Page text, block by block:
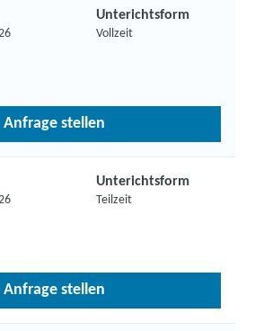
Unterichtsform
Vollzeit
Anfrage stellen
Unterichtsform
Teilzeit
Anfrage stellen